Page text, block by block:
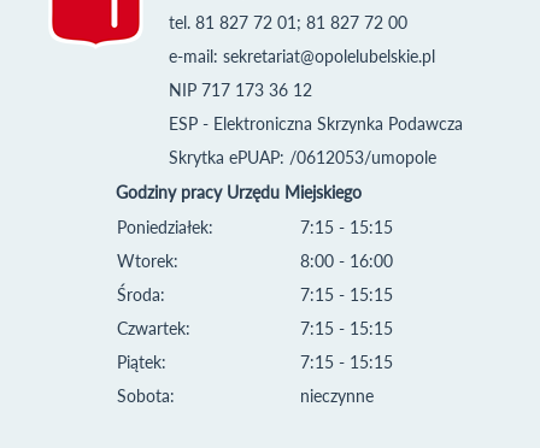
tel. 81 827 72 01; 81 827 72 00
e-mail: sekretariat@opolelubelskie.pl
NIP 717 173 36 12
ESP - Elektroniczna Skrzynka Podawcza
Skrytka ePUAP: /0612053/umopole
Godziny pracy Urzędu Miejskiego
Poniedziałek:
Wtorek:
Środa:
Czwartek:
Piątek:
Sobota:
7:15 - 15:15
8:00 - 16:00
7:15 - 15:15
7:15 - 15:15
7:15 - 15:15
nieczynne